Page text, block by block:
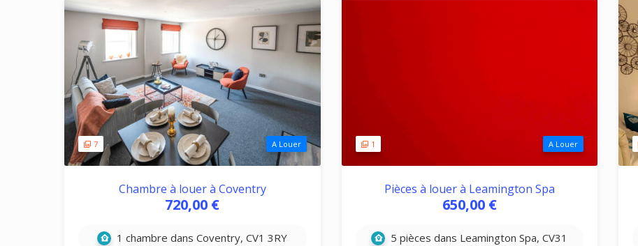
7 A Louer
Chambre à louer à Coventry
720,00 €
1 chambre dans Coventry, CV1 3RY
1 A Louer
Pièces à louer à Leamington Spa
650,00 €
5 pièces dans Leamington Spa, CV31